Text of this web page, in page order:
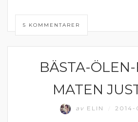
5 KOMMENTARER
BÄSTA-
MATEN
av ELIN